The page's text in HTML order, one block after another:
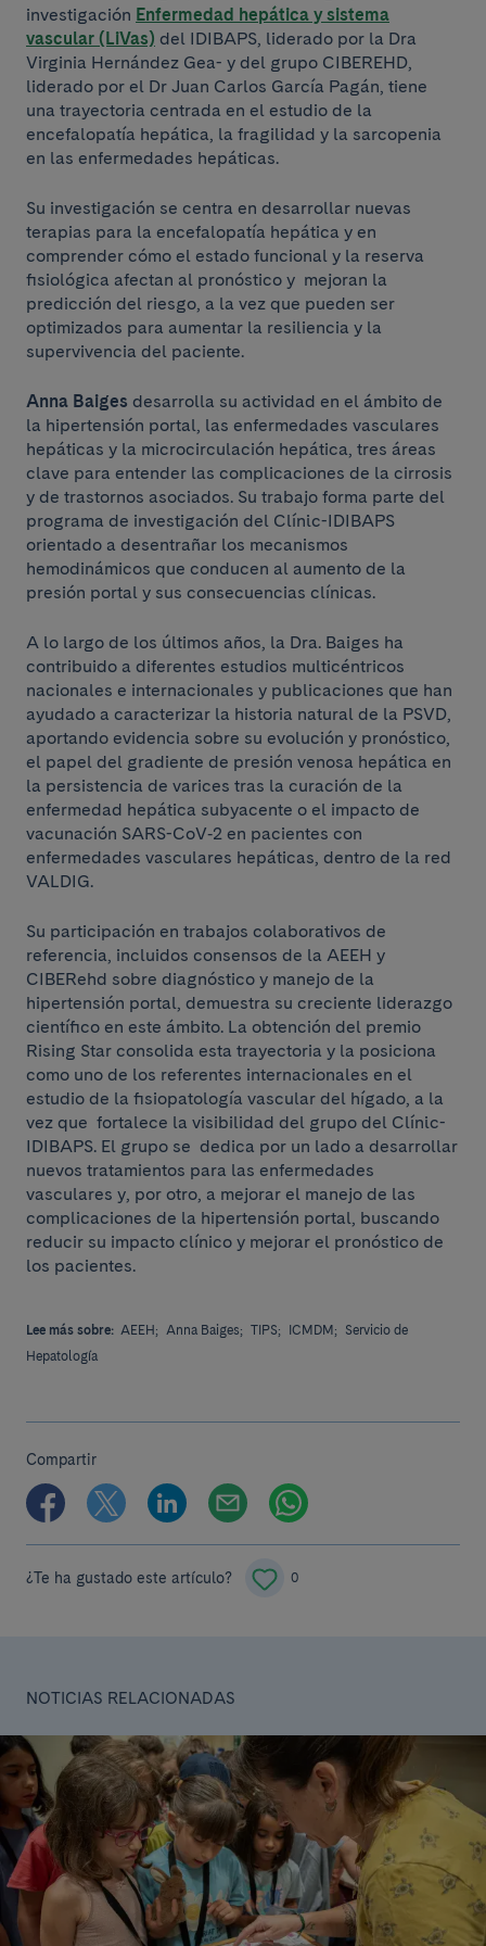
investigación Enfermedad hepática y sistema
vascular (LiVas) del IDIBAPS, liderado por la Dra
Virginia Hernández Gea- y del grupo CIBEREHD,
liderado por el Dr Juan Carlos García Pagán, tiene
una trayectoria centrada en el estudio de la
encefalopatía hepática, la fragilidad y la sarcopenia
en las enfermedades hepáticas.
Su investigación se centra en desarrollar nuevas
terapias para la encefalopatía hepática y en
comprender cómo el estado funcional y la reserva
fisiológica afectan al pronóstico y mejoran la
predicción del riesgo, a la vez que pueden ser
optimizados para aumentar la resiliencia y la
supervivencia del paciente.
Anna Baiges desarrolla su actividad en el ámbito de
la hipertensión portal, las enfermedades vasculares
hepáticas y la microcirculación hepática, tres áreas
clave para entender las complicaciones de la cirrosis
y de trastornos asociados. Su trabajo forma parte del
programa de investigación del Clínic-IDIBAPS
orientado a desentrañar los mecanismos
hemodinámicos que conducen al aumento de la
presión portal y sus consecuencias clínicas.
A lo largo de los últimos años, la Dra. Baiges ha
contribuido a diferentes estudios multicéntricos
nacionales e internacionales y publicaciones que han
ayudado a caracterizar la historia natural de la PSVD,
aportando evidencia sobre su evolución y pronóstico,
el papel del gradiente de presión venosa hepática en
la persistencia de varices tras la curación de la
enfermedad hepática subyacente o el impacto de
vacunación SARS-CoV‑2 en pacientes con
enfermedades vasculares hepáticas, dentro de la red
VALDIG.
Su participación en trabajos colaborativos de
referencia, incluidos consensos de la AEEH y
CIBERehd sobre diagnóstico y manejo de la
hipertensión portal, demuestra su creciente liderazgo
científico en este ámbito. La obtención del premio
Rising Star consolida esta trayectoria y la posiciona
como uno de los referentes internacionales en el
estudio de la fisiopatología vascular del hígado, a la
vez que fortalece la visibilidad del grupo del Clínic-
IDIBAPS. El grupo se dedica por un lado a desarrollar
nuevos tratamientos para las enfermedades
vasculares y, por otro, a mejorar el manejo de las
complicaciones de la hipertensión portal, buscando
reducir su impacto clínico y mejorar el pronóstico de
los pacientes.
Lee más sobre: AEEH; Anna Baiges; TIPS; ICMDM;
Servicio de
Hepatología
Compartir
¿Te ha gustado este artículo? 0
NOTICIAS RELACIONADAS